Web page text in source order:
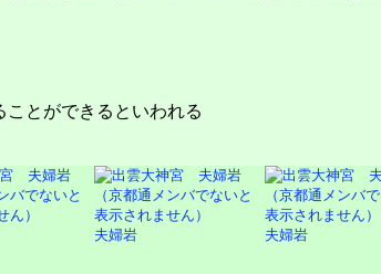
とができるといわれる
夫婦岩 夫婦岩